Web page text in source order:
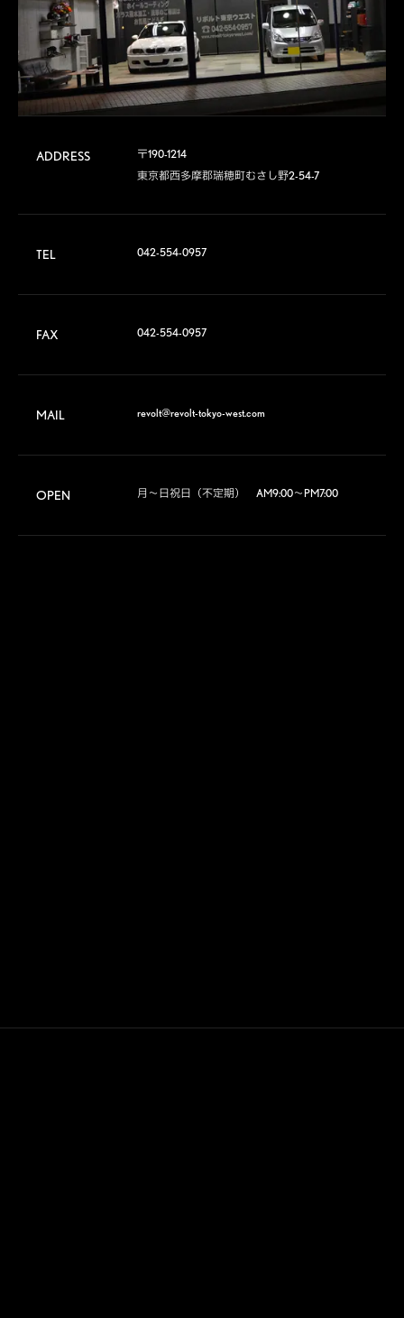
ADDRESS
〒190-1214
東京都西多摩郡瑞穂町むさし野2-54-7
TEL 042-554-0957
FAX 042-554-0957
MAIL revolt@revolt-tokyo-west.com
OPEN 月～日祝日（不定期）　AM9:00～PM7:00